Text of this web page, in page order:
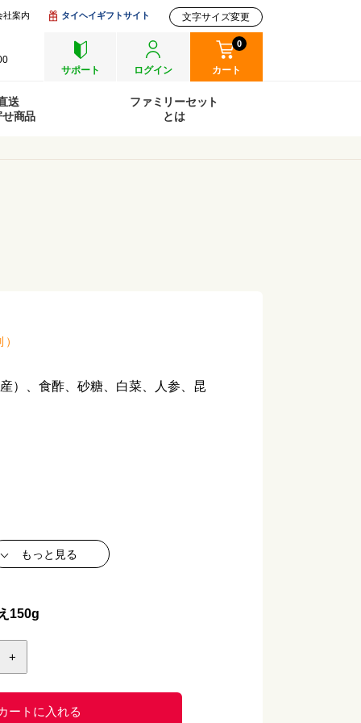
サポート
ログイン カート
0
社案内 タイヘイギフトサイト 文字サイズ変更
送
せ商品
ファミリーセット
とは
）
）、食酢、砂糖、白菜、人参、昆
】
もっと見る
150g
+
ートに入れる